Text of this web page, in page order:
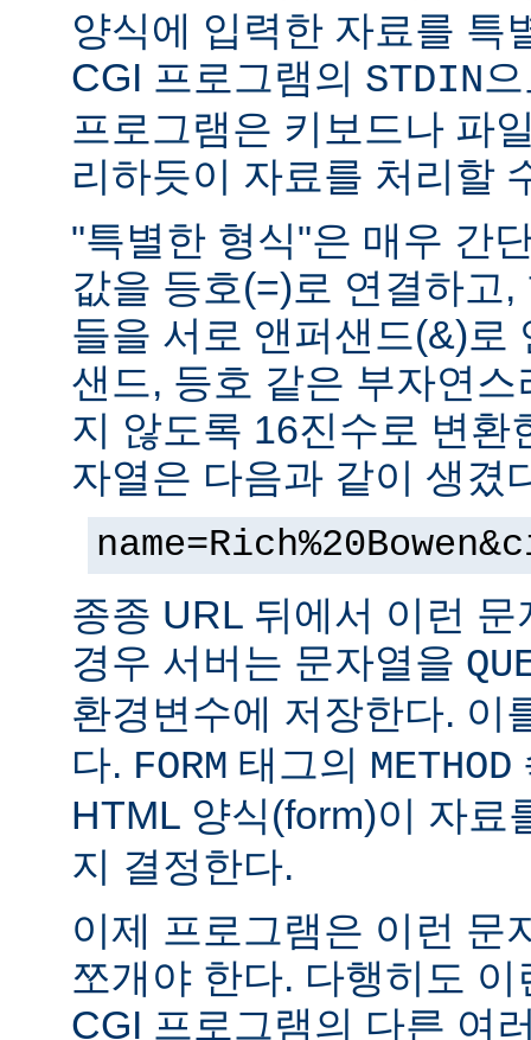
양식에 입력한 자료를 특
CGI 프로그램의 STDIN
프로그램은 키보드나 파
리하듯이 자료를 처리할
"특별한 형식"은 매우 간
값을 등호(=)로 연결하고
들을 서로 앤퍼샌드(&)로
샌드, 등호 같은 부자연
지 않도록 16진수로 변환
자열은 다음과 같이 생겼
종종 URL 뒤에서 이런
경우 서버는 문자열을
환경변수에 저장한다. 이
다. FORM 태그의 METHOD
HTML 양식(form)이 자료
지 결정한다.
이제 프로그램은 이런 문
쪼개야 한다. 다행히도
CGI 프로그램의 다른 여